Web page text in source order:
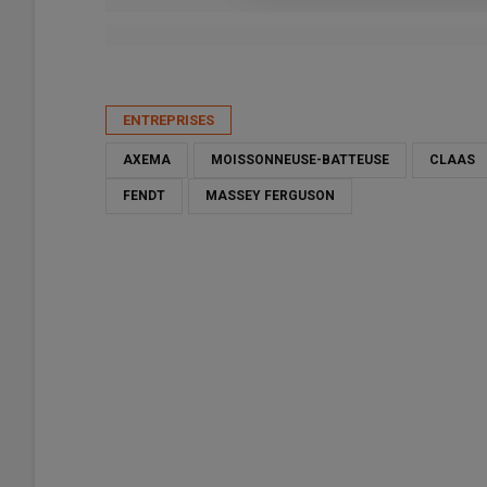
ENTREPRISES
AXEMA MOISSONNEUSE-BATTEUSE CLAAS
FENDT MASSEY FERGUSON